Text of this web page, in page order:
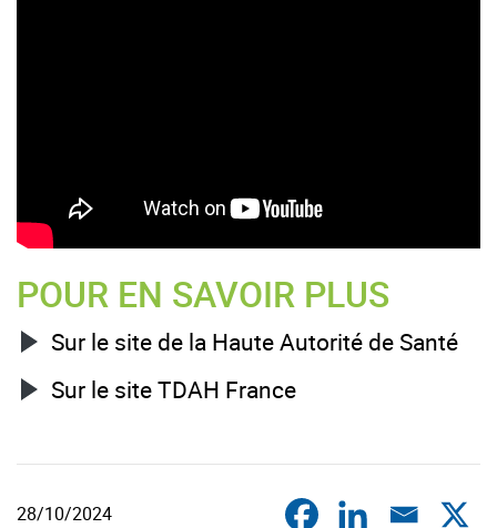
POUR EN SAVOIR PLUS
Sur le site de la Haute Autorité de Santé
Sur le site TDAH France
28/10/2024